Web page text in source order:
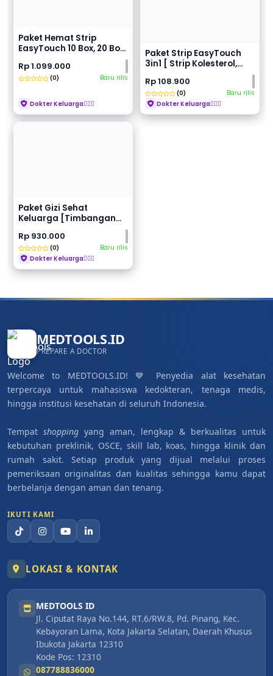
Paket Hemat Strip
EasyTouch 10 Box, 20 Box,
Rp 1.099.000
(0) Baru rilis
Dokter Keluarga👩🏻‍⚕️
Paket Strip EasyTouch
3in1 [ Strip Kolesterol,
Rp 108.900
(0)
Baru rilis
Dokter Keluarga👩🏻‍⚕️
Paket Gizi Sehat
Keluarga [Timbangan
Caliper...
Rp 930.000
(0)
Baru rilis
Dokter Keluarga👩🏻‍⚕️
MEDTOOLS.ID
PREPARE A DOCTOR
Welcome to MEDTOOLS.ID! 💙 Penyedia alat kesehatan
terpercaya untuk mahasiswa kedokteran, tenaga medis,
hingga institusi kesehatan di seluruh Indonesia.
Tempat shopping yang aman, lengkap & berkualitas untuk
kebutuhan preklinik, OSCE, skill lab, koas, hingga klinik dan
rumah sakit. Setiap produk yang dijual melalui proses
pemeriksaan originalitas dan kualitas sehingga kamu dapat
berbelanja dengan aman dan tenang.
IKUTI KAMI
LOKASI & KONTAK
MEDTOOLS ID
Jl. Ciputat Raya No.144, RT.6/RW.8, Pd. Pinang, Kec.
Kebayoran Lama, Kota Jakarta Selatan, Daerah Khusus
Ibukota Jakarta 12310
Kode Pos: 12310
087788836000